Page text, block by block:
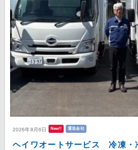
2026年8月6日 New!! 運送会社
ヘイワオートサービス 冷凍・